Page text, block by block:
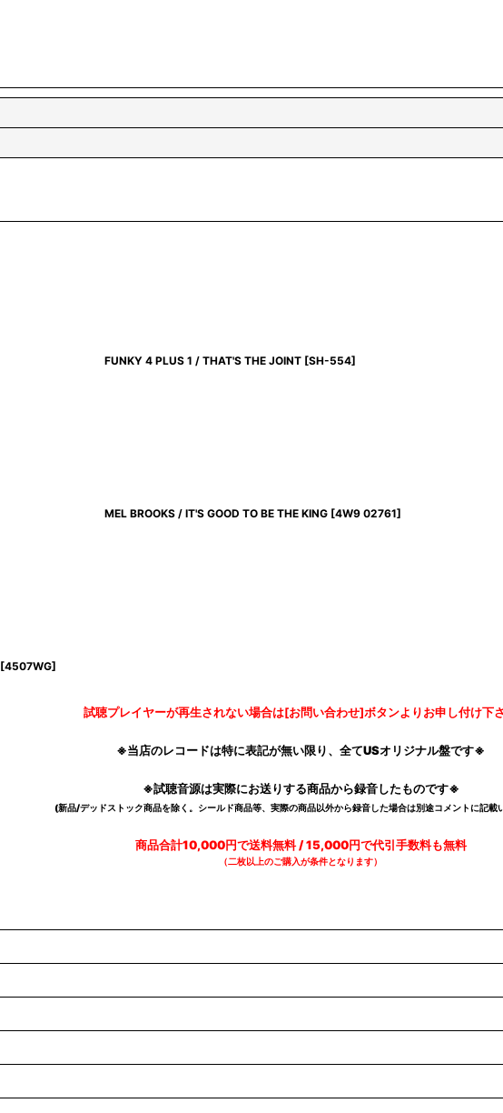
FUNKY 4 PLUS 1 / THAT'S THE JOINT [SH-554]
MEL BROOKS / IT'S GOOD TO BE THE KING [4W9 02761]
[4507WG]
試聴プレイヤーが再生されない場合は[お問い合わせ]ボタンよりお申し付け下
※当店のレコードは特に表記が無い限り、全てUSオリジナル盤です※
※試聴音源は実際にお送りする商品から録音したものです※
(新品/デッドストック商品を除く。シールド商品等、実際の商品以外から録音した場合は別途コメントに記載
商品合計10,000円で送料無料 / 15,000円で代引手数料も無料
（二枚以上のご購入が条件となります）